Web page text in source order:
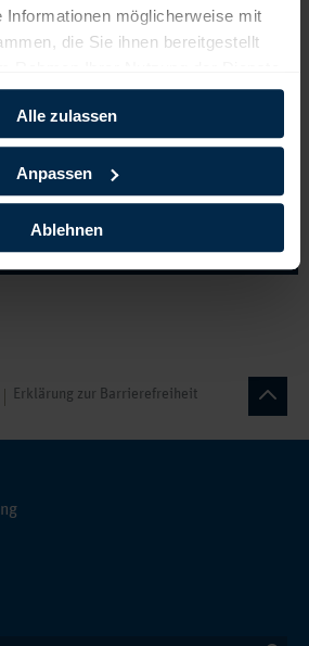
Informationen möglicherweise mit
die Sie ihnen bereitgestellt
Alle zulassen
Anpassen
Ablehnen
Erklärung zur Barrierefreiheit